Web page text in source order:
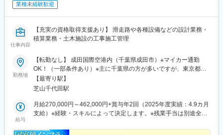
業種未経験歓迎
仕事内容
【充実の資格取得支援あり】 滑走路や各種設備などの設計業務・
積算業務・土木施設の工事施工管理
勤務地
【転勤なし】 成田国際空港内（千葉県成田市）※マイカー通勤
OK！（一部条件あり）※主に千葉県の方が多いですが、東京都や
茨城県から勤務される方も多いです。＜本社＞千葉県成田市三里
塚字御料牧場1番2 臨空開発第1センタービル6階〇京成線経由芝山
ターン歓迎】「転勤のない環境で腰を据えて働きたい」そんな方
大歓迎です！
【最寄り駅】
芝山千代田駅
給与
月給270,000円～462,000円+賞与年2回（2025年度実績：4.9カ月
支給）※経験・スキルによって決定します。※残業手当は別途全額
580万円／30歳・年収460万円／23歳